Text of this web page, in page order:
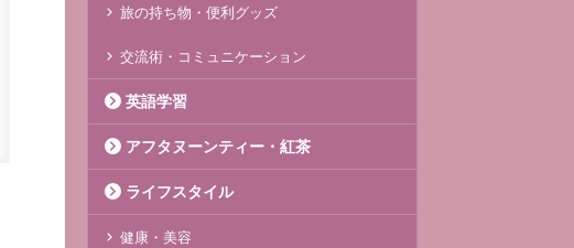
旅の持ち物・便利グッズ
交流術・コミュニケーション
英語学習
アフタヌーンティー・紅茶
ライフスタイル
健康・美容